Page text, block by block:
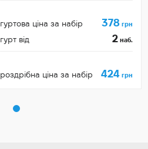
гуртова ціна за набір 378 грн
гурт від 2 наб.
роздрібна ціна за набір 424 грн